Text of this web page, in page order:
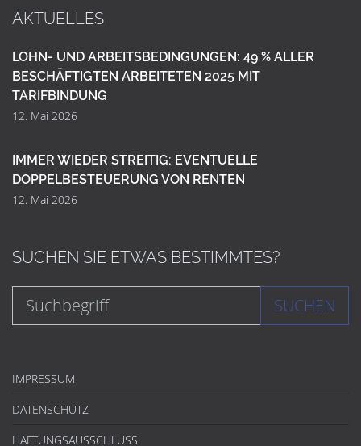
AKTUELLES
LOHN- UND ARBEITSBEDINGUNGEN: 49 % ALLER
BESCHÄFTIGTEN ARBEITETEN 2025 MIT
TARIFBINDUNG
12. Mai 2026
IMMER WIEDER STREITIG: EVENTUELLE
DOPPELBESTEUERUNG VON RENTEN
12. Mai 2026
SUCHEN SIE ETWAS BESTIMMTES?
SUCHEN
IMPRESSUM
DATENSCHUTZ
HAFTUNGSAUSSCHLUSS